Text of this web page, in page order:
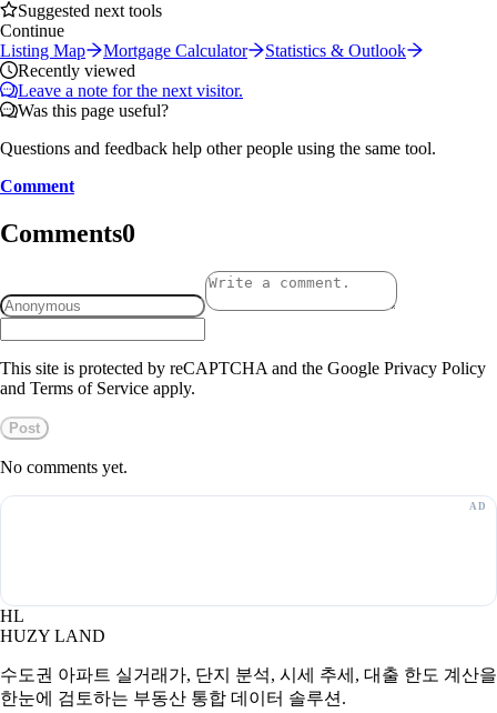
Suggested next tools
Continue
Listing Map
Mortgage Calculator
Statistics & Outlook
Recently viewed
Leave a note for the next visitor.
Was this page useful?
Questions and feedback help other people using the same tool.
Comment
Comments0
This site is protected by reCAPTCHA and the Google Privacy Policy
and Terms of Service apply.
Post
No comments yet.
HL
HUZY LAND
수도권 아파트 실거래가, 단지 분석, 시세 추세, 대출 한도 계산을
한눈에 검토하는 부동산 통합 데이터 솔루션.